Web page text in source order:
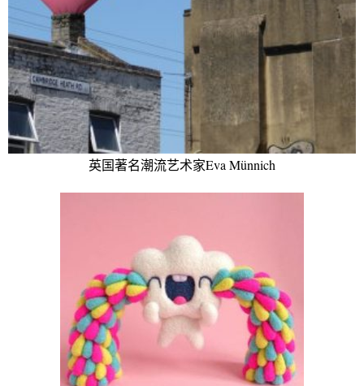
英国著名潮流艺术家Eva Münnich